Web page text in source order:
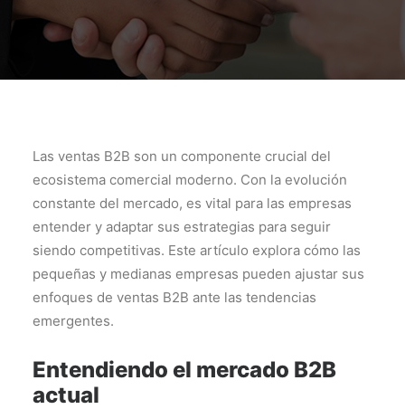
Las ventas B2B son un componente crucial del
ecosistema comercial moderno. Con la evolución
constante del mercado, es vital para las empresas
entender y adaptar sus estrategias para seguir
siendo competitivas. Este artículo explora cómo las
pequeñas y medianas empresas pueden ajustar sus
enfoques de ventas B2B ante las tendencias
emergentes.
Entendiendo el mercado B2B
actual